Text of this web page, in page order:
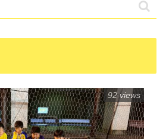
92 views